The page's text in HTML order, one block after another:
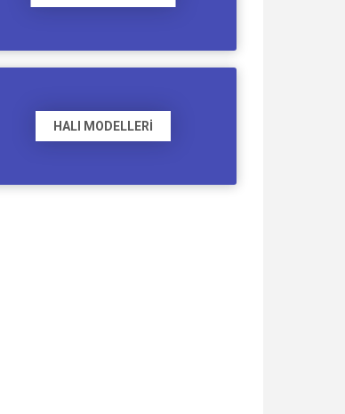
HALI MODELLERI